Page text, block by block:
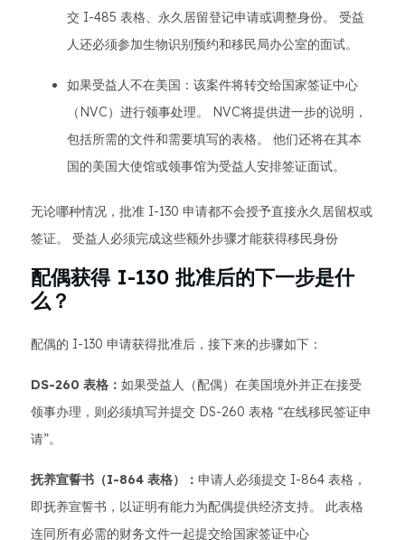
交 I-485 表格、永久居留登记申请或调整身份。 受益
人还必须参加生物识别预约和移民局办公室的面试。
如果受益人不在美国：该案件将转交给国家签证中心
（NVC）进行领事处理。 NVC将提供进一步的说明，
包括所需的文件和需要填写的表格。 他们还将在其本
国的美国大使馆或领事馆为受益人安排签证面试。
无论哪种情况，批准 I-130 申请都不会授予直接永久居留权或
签证。 受益人必须完成这些额外步骤才能获得移民身份
配偶获得 I-130 批准后的下一步是什
么？
配偶的 I-130 申请获得批准后，接下来的步骤如下：
DS-260 表格： 如果受益人（配偶）在美国境外并正在接受
领事办理，则必须填写并提交 DS-260 表格 “在线移民签证申
请”。
抚养宣誓书（I-864 表格）： 申请人必须提交 I-864 表格，
即抚养宣誓书，以证明有能力为配偶提供经济支持。 此表格
连同所有必需的财务文件一起提交给国家签证中心